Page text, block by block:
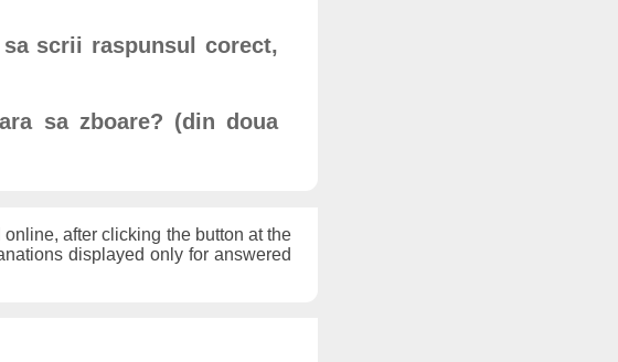
scrii raspunsul corect,
sa zboare? (din doua
after clicking the button at the
displayed only for answered